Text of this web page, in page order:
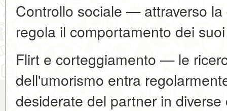
Controllo sociale — attraverso
regola il comportamento dei
Flirt e corteggiamento — le
dell'umorismo entra
desiderate del partner in diverse